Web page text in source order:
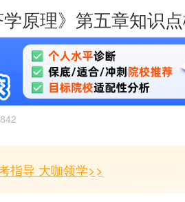
原理》第五章知识点
842
指导 大咖领学>>